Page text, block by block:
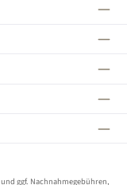
und ggf. Nachnahmegebühren,